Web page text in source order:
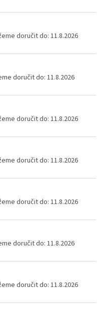
doručit do: 11.8.2026
doručit do: 11.8.2026
doručit do: 11.8.2026
doručit do: 11.8.2026
doručit do: 11.8.2026
doručit do: 11.8.2026
doručit do: 11.8.2026